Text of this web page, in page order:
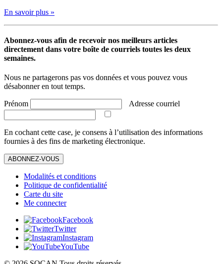
En savoir plus »
Abonnez-vous afin de recevoir nos meilleurs articles
directement dans votre boîte de courriels toutes les deux
semaines.
Nous ne partagerons pas vos données et vous pouvez vous
désabonner en tout temps.
Prénom Adresse courriel
En cochant cette case, je consens à l’utilisation des informations
fournies à des fins de marketing électronique.
ABONNEZ-VOUS
Modalités et conditions
Politique de confidentialité
Carte du site
Me connecter
Facebook
Twitter
Instagram
YouTube